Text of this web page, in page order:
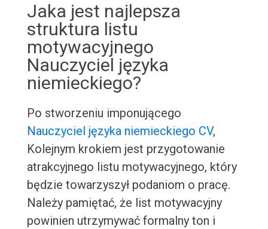
Jaka jest najlepsza
struktura listu
motywacyjnego
Nauczyciel języka
niemieckiego?
Po stworzeniu imponującego
Nauczyciel języka niemieckiego CV,
Kolejnym krokiem jest przygotowanie
atrakcyjnego listu motywacyjnego, który
będzie towarzyszył podaniom o pracę.
Należy pamiętać, że list motywacyjny
powinien utrzymywać formalny ton i